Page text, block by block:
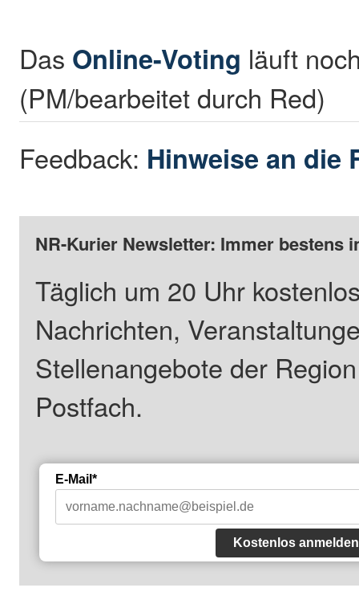
Das Online-Voting läuft
(PM/bearbeitet durch Red)
Feedback: Hinweise an die
NR-Kurier Newsletter: Immer bestens
Täglich um 20 Uhr
Nachrichten,
Stellenangebote der
Postfach.
E-Mail*
Kostenlos anmelden